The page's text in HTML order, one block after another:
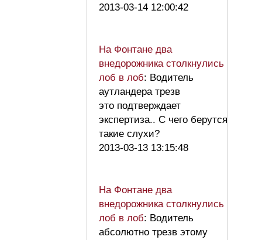
2013-03-14 12:00:42
На Фонтане два
внедорожника столкнулись
лоб в лоб: Водитель
аутландера трезв
это подтверждает
экспертиза.. С чего берутся
такие слухи?
2013-03-13 13:15:48
На Фонтане два
внедорожника столкнулись
лоб в лоб: Водитель
абсолютно трезв этому